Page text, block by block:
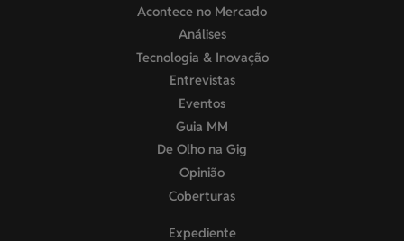
Acontece no Mercado
Análises
Tecnologia & Inovação
Entrevistas
Eventos
Guia MM
De Olho na Gig
Opinião
Coberturas
Expediente